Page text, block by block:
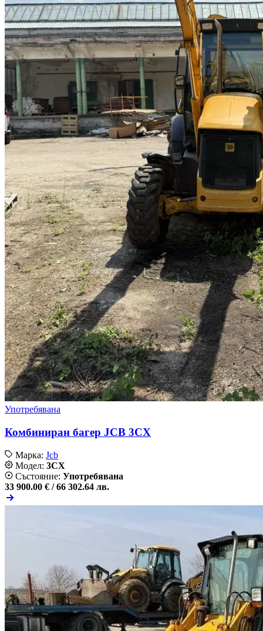
Употребявана
Комбиниран багер JCB 3CX
Марка: Jcb
Модел: 3CX
Състояние: Употребявана
33 900.00 € / 66 302.64 лв.